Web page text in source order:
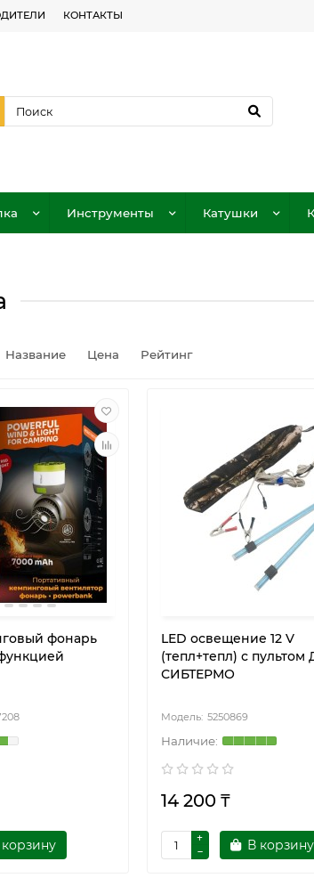
КОНТАКТЫ
Инструменты Катушки
Название Цена Рейтинг
фонарь
LED освещение 12 V
(тепл+тепл) с пультом
СИБТЕРМО
5250869
14 200 ₸
В корзину